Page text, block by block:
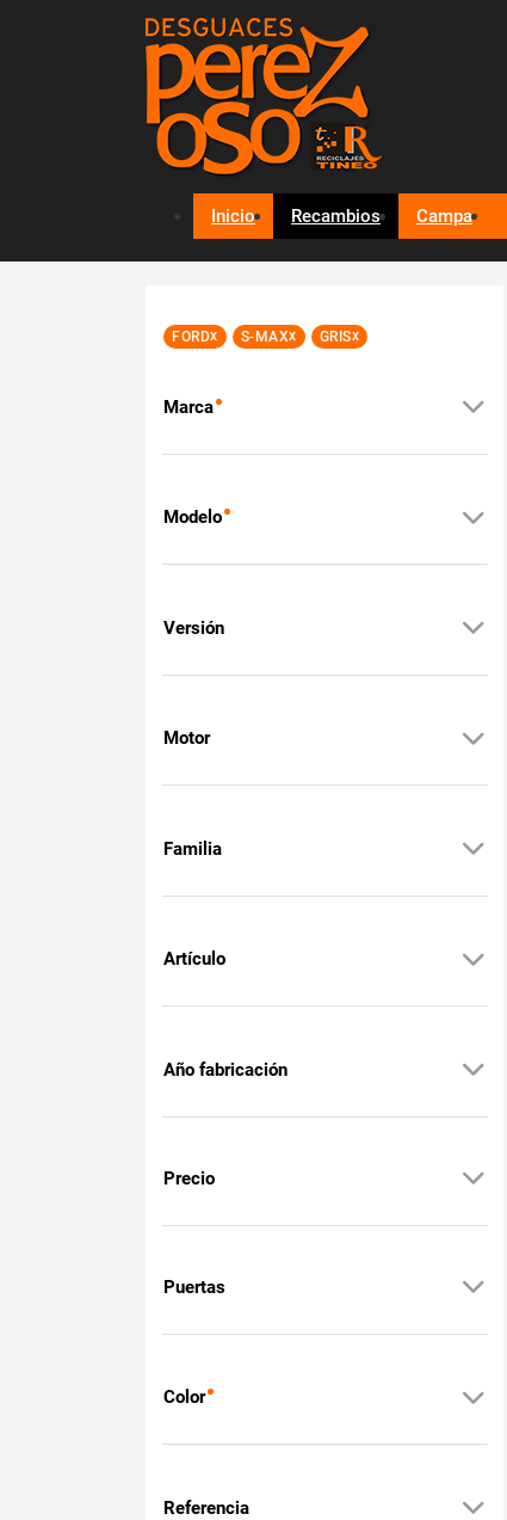
Inicio Recambios Campa
FORDx S-MAXx GRISx
Marca
Modelo
Versión
Motor
Familia
Artículo
Año fabricación
Precio
Puertas
Color
Referencia